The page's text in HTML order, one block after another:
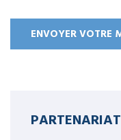
PARTENARIAT